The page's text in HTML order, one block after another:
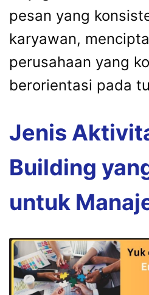
pesan yang
karyawan,
perusahaan yang
berorientasi pada
Jenis
Building
untuk